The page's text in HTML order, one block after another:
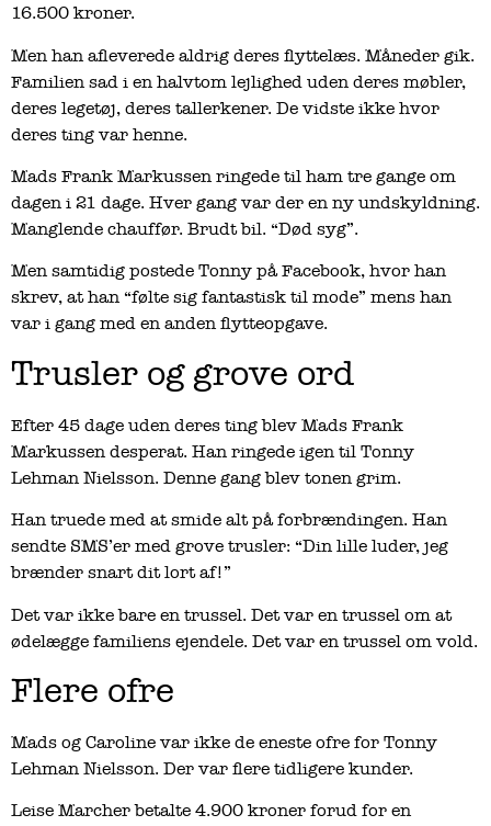
16.500 kroner.
Men han afleverede aldrig deres flyttelæs. Måneder gik.
Familien sad i en halvtom lejlighed uden deres møbler,
deres legetøj, deres tallerkener. De vidste ikke hvor
deres ting var henne.
Mads Frank Markussen ringede til ham tre gange om
dagen i 21 dage. Hver gang var der en ny undskyldning.
Manglende chauffør. Brudt bil. “Død syg”.
Men samtidig postede Tonny på Facebook, hvor han
skrev, at han “følte sig fantastisk til mode” mens han
var i gang med en anden flytteopgave.
Trusler og grove ord
Efter 45 dage uden deres ting blev Mads Frank
Markussen desperat. Han ringede igen til Tonny
Lehman Nielsson. Denne gang blev tonen grim.
Han truede med at smide alt på forbrændingen. Han
sendte SMS’er med grove trusler: “Din lille luder, jeg
brænder snart dit lort af!”
Det var ikke bare en trussel. Det var en trussel om at
ødelægge familiens ejendele. Det var en trussel om vold.
Flere ofre
Mads og Caroline var ikke de eneste ofre for Tonny
Lehman Nielsson. Der var flere tidligere kunder.
Leise Marcher betalte 4.900 kroner forud for en